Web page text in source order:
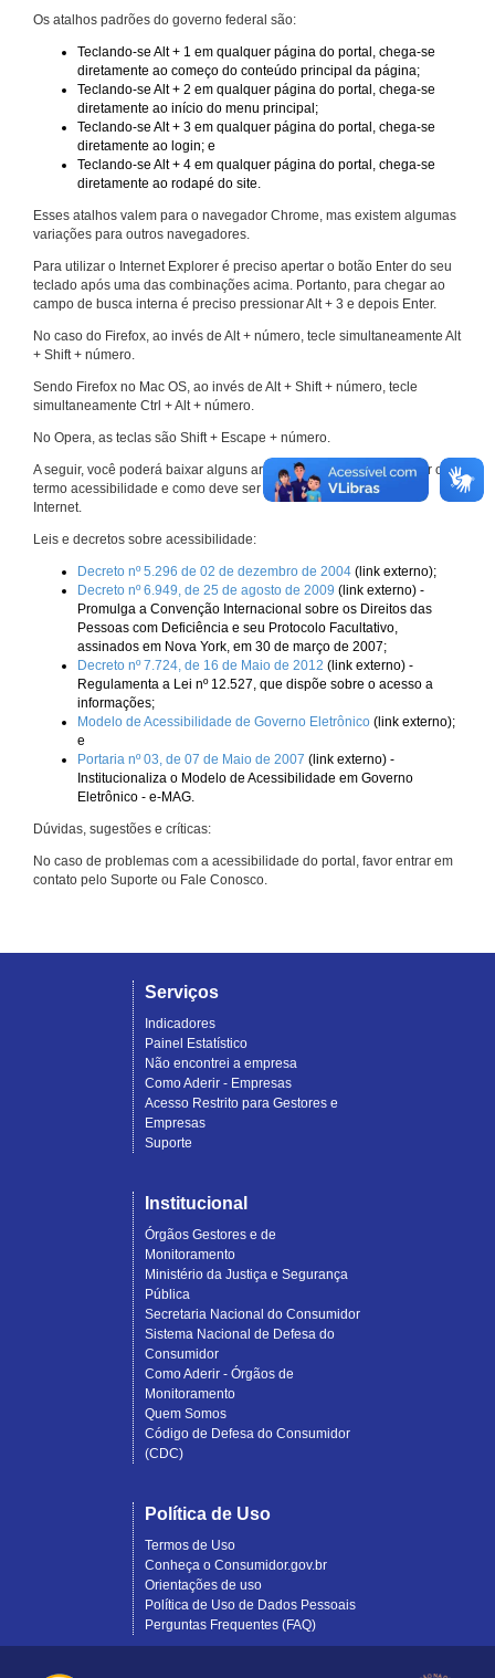
Os atalhos padrões do governo federal são:
Teclando-se Alt + 1 em qualquer página do portal, chega-se
diretamente ao começo do conteúdo principal da página;
Teclando-se Alt + 2 em qualquer página do portal, chega-se
diretamente ao início do menu principal;
Teclando-se Alt + 3 em qualquer página do portal, chega-se
diretamente ao login; e
Teclando-se Alt + 4 em qualquer página do portal, chega-se
diretamente ao rodapé do site.
Esses atalhos valem para o navegador Chrome, mas existem algumas
variações para outros navegadores.
Para utilizar o Internet Explorer é preciso apertar o botão Enter do seu
teclado após uma das combinações acima. Portanto, para chegar ao
campo de busca interna é preciso pressionar Alt + 3 e depois Enter.
No caso do Firefox, ao invés de Alt + número, tecle simultaneamente Alt
+ Shift + número.
Sendo Firefox no Mac OS, ao invés de Alt + Shift + número, tecle
simultaneamente Ctrl + Alt + número.
No Opera, as teclas são Shift + Escape + número.
A seguir, você poderá baixar alguns arquivos que explicam melhor o
termo acessibilidade e como deve ser implementado nos sites da
Internet.
Leis e decretos sobre acessibilidade:
Decreto nº 5.296 de 02 de dezembro de 2004 (link externo);
Decreto nº 6.949, de 25 de agosto de 2009 (link externo) -
Promulga a Convenção Internacional sobre os Direitos das
Pessoas com Deficiência e seu Protocolo Facultativo,
assinados em Nova York, em 30 de março de 2007;
Decreto nº 7.724, de 16 de Maio de 2012 (link externo) -
Regulamenta a Lei nº 12.527, que dispõe sobre o acesso a
informações;
Modelo de Acessibilidade de Governo Eletrônico (link externo);
e
Portaria nº 03, de 07 de Maio de 2007 (link externo) -
Institucionaliza o Modelo de Acessibilidade em Governo
Eletrônico - e-MAG.
Dúvidas, sugestões e críticas:
No caso de problemas com a acessibilidade do portal, favor entrar em
contato pelo Suporte ou Fale Conosco.
Serviços
Indicadores
Painel Estatístico
Não encontrei a empresa
Como Aderir - Empresas
Acesso Restrito para Gestores e
Empresas
Suporte
Institucional
Órgãos Gestores e de
Monitoramento
Ministério da Justiça e Segurança
Pública
Secretaria Nacional do Consumidor
Sistema Nacional de Defesa do
Consumidor
Como Aderir - Órgãos de
Monitoramento
Quem Somos
Código de Defesa do Consumidor
(CDC)
Política de Uso
Termos de Uso
Conheça o Consumidor.gov.br
Orientações de uso
Política de Uso de Dados Pessoais
Perguntas Frequentes (FAQ)